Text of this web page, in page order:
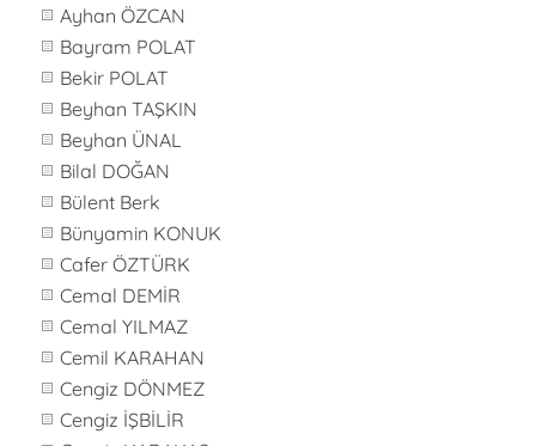
Ayhan ÖZCAN
Bayram POLAT
Bekir POLAT
Beyhan TAŞKIN
Beyhan ÜNAL
Bilal DOĞAN
Bülent Berk
Bünyamin KONUK
Cafer ÖZTÜRK
Cemal DEMİR
Cemal YILMAZ
Cemil KARAHAN
Cengiz DÖNMEZ
Cengiz İŞBİLİR